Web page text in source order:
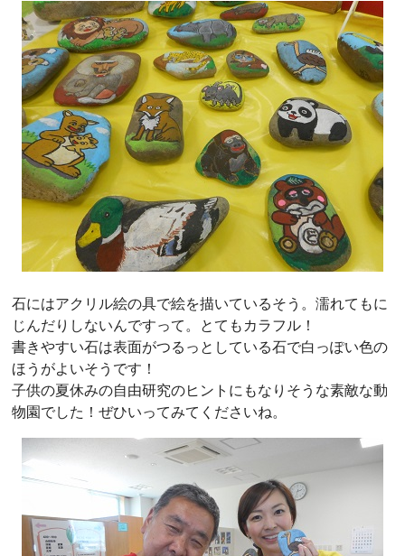
石にはアクリル絵の具で絵を描いているそう。濡れてもに
じんだりしないんですって。とてもカラフル！
書きやすい石は表面がつるっとしている石で白っぽい色の
ほうがよいそうです！
子供の夏休みの自由研究のヒントにもなりそうな素敵な動
物園でした！ぜひいってみてくださいね。